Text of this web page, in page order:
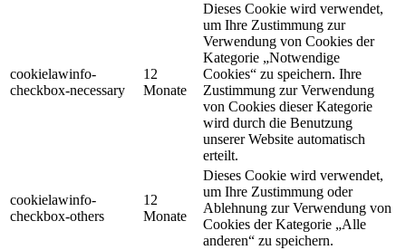
cookielawinfo-
checkbox-necessary
12
Monate
Dieses Cookie wird verwendet,
um Ihre Zustimmung zur
Verwendung von Cookies der
Kategorie „Notwendige
Cookies“ zu speichern. Ihre
Zustimmung zur Verwendung
von Cookies dieser Kategorie
wird durch die Benutzung
unserer Website automatisch
erteilt.
cookielawinfo-
checkbox-others
12
Monate
Dieses Cookie wird verwendet,
um Ihre Zustimmung oder
Ablehnung zur Verwendung von
Cookies der Kategorie „Alle
anderen“ zu speichern.